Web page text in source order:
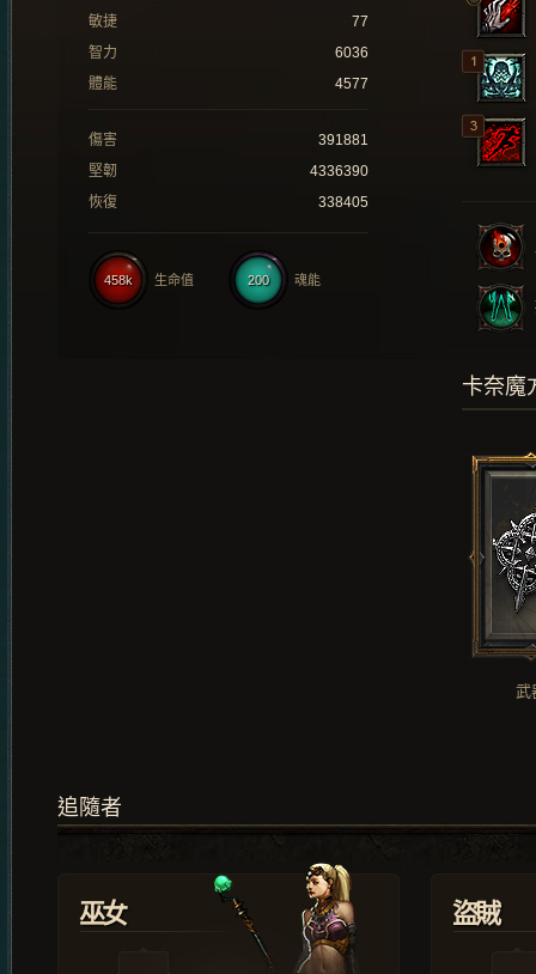
敏捷
77
智力
6036
體能
4577
傷害
391881
堅韌
4336390
恢復
338405
200 魂能
458k 生命值
卡奈魔
武
追隨者
巫女 盜賊